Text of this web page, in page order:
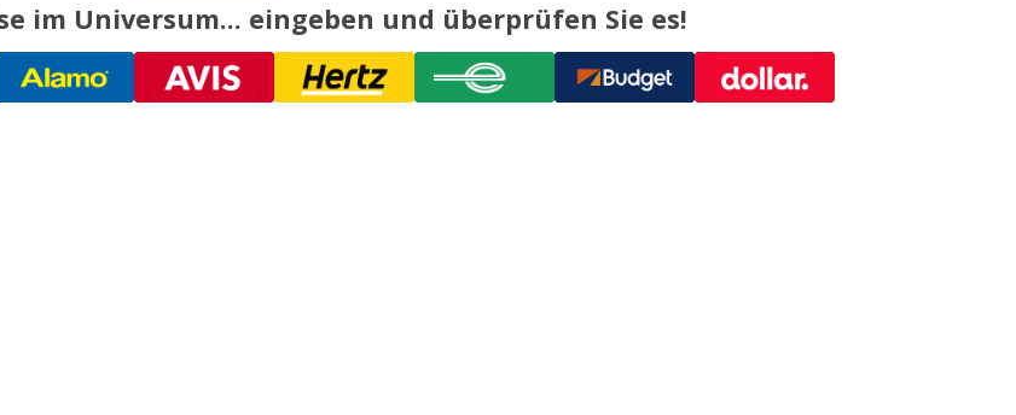
im Universum... eingeben und überprüfen Sie es!